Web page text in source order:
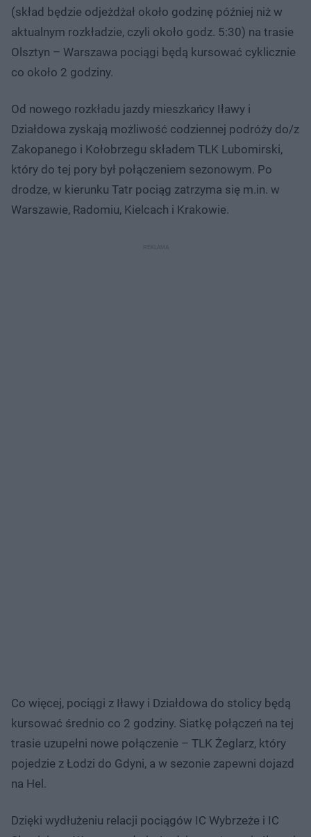
(skład będzie odjeżdżał około godzinę później niż w
aktualnym rozkładzie, czyli około godz. 5:30) na trasie
Olsztyn – Warszawa pociągi będą kursować cyklicznie
co około 2 godziny.
Od nowego rozkładu jazdy mieszkańcy Iławy i
Działdowa zyskają możliwość codziennej podróży do/z
Zakopanego i Kołobrzegu składem TLK Lubomirski,
który do tej pory był połączeniem sezonowym. Po
drodze, w kierunku Tatr pociąg zatrzyma się m.in. w
Warszawie, Radomiu, Kielcach i Krakowie.
Co więcej, pociągi z Iławy i Działdowa do stolicy będą
kursować średnio co 2 godziny. Siatkę połączeń na tej
trasie uzupełni nowe połączenie – TLK Żeglarz, który
pojedzie z Łodzi do Gdyni, a w sezonie zapewni dojazd
na Hel.
Dzięki wydłużeniu relacji pociągów IC Wybrzeże i IC